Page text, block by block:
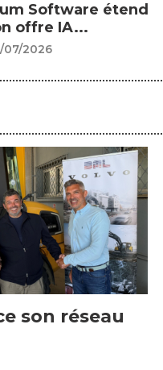
Software étend
offre IA...
07/2026
son réseau